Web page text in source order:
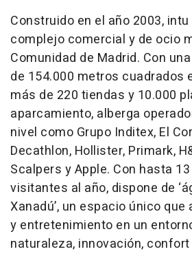
Construido en el año 2003,
complejo comercial y de ocio
Comunidad de Madrid. Con
de 154.000 metros cuadrados
más de 220 tiendas y 10.000
aparcamiento, alberga
nivel como Grupo Inditex, El
Decathlon, Hollister, Primark,
Scalpers y Apple. Con hasta
visitantes al año, dispone de
Xanadú’, un espacio único
y entretenimiento en un
naturaleza, innovación, confort